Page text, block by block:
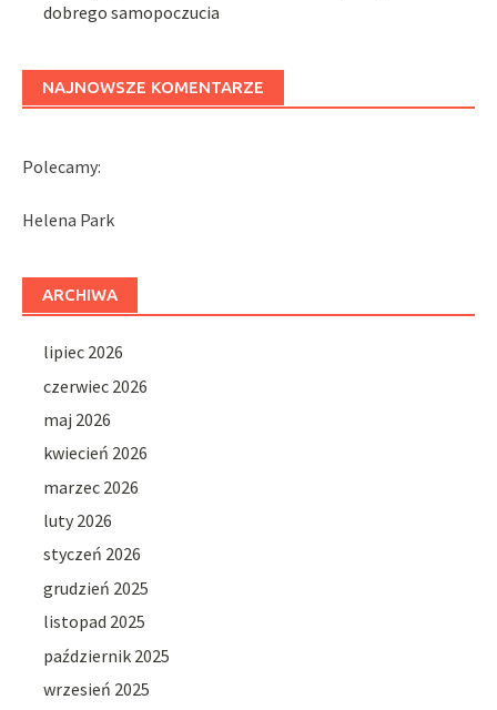
dobrego samopoczucia
NAJNOWSZE KOMENTARZE
Polecamy:
Helena Park
ARCHIWA
lipiec 2026
czerwiec 2026
maj 2026
kwiecień 2026
marzec 2026
luty 2026
styczeń 2026
grudzień 2025
listopad 2025
październik 2025
wrzesień 2025